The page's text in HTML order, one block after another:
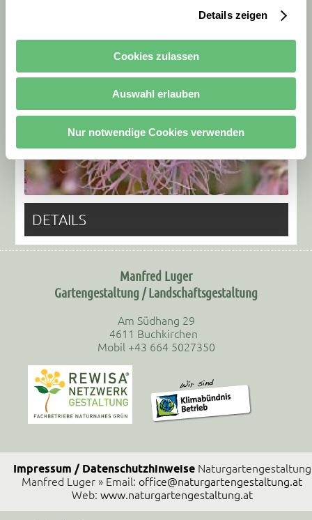
Details zeigen
Cookies zulassen
Auswahl erlauben
Nur notwendige Cookies verwenden
DETAILS
Manfred Luger
Gartengestaltung / Landschaftsgestaltung
Am Südhang 29
4611 Buchkirchen
Mobil +43 664 5027350
Impressum / DatenschutzhinweiseNaturgartengestaltung
Manfred Luger » Email: office@naturgartengestaltung.at
Web: www.naturgartengestaltung.at